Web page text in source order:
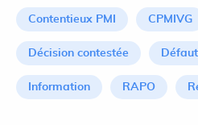
Contentieux PMI CPMIVG
Décision contestée
Information RAPO